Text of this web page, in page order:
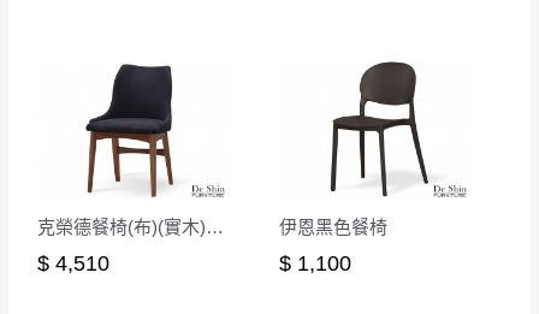
克榮德餐椅(布)(實木)(MI-713)
$ 4,510
伊恩黑色餐椅
$ 1,100